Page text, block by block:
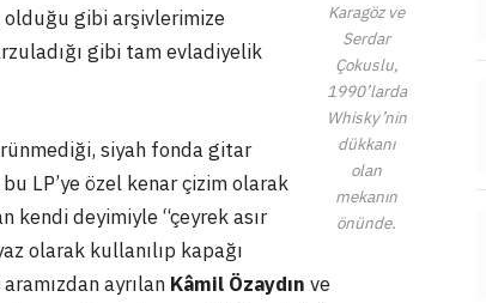
Karagöz ve
Serdar
Çokuslu,
1990’larda
Whisky’nin
dükkanı
olan
mekanın
önünde.
gibi arşivlerimize
gibi tam evladiyelik
siyah fonda gitar
LP’ye özel kenar çizim olarak
kendi deyimiyle “çeyrek asır
olarak kullanılıp kapağı
ayrılan Kâmil Özaydın ve